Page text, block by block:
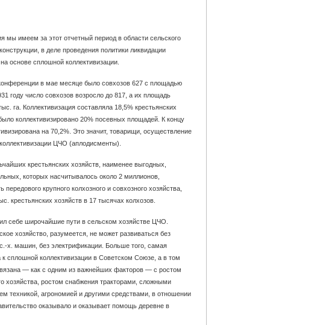
мы имеем за этот отчетный период в области сельского
в деле проведения политики ликвидации
основе сплошной коллективизации.
в мае месяце было совхозов 627 с площадью
году число совхозов возросло до 817, а их площадь
га. Коллективизация составляла 18,5% крестьянских
коллективизировано 20% посевных площадей. К концу
на 70,2%. Это значит, товарищи, осуществление
ЦЧО (аплодисменты).
крестьянских хозяйств, наименее выгодных,
которых насчитывалось около 2 миллионов,
передового крупного колхозного и совхозного хозяйства,
крестьянских хозяйств в 17 тысячах колхозов.
себе широчайшие пути в сельском хозяйстве ЦЧО.
хозяйство, разумеется, не может развиваться без
х. машин, без электрификации. Больше того, самая
сплошной коллективизации в Советском Союзе, а в том
— как с одним из важнейших факторов — с ростом
хозяйства, ростом снабжения тракторами, сложными
техникой, агрономией и другими средствами, в отношении
оказывало и оказывает помощь деревне в